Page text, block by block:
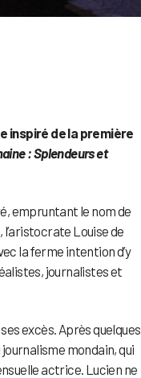
inspiré de la première
: Splendeurs et
empruntant le nom de
Louise de
la ferme intention d’y
journalistes et
excès. Après quelques
mondain, qui
actrice. Lucien ne